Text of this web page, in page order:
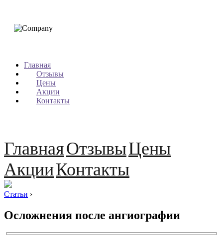
Главная
Отзывы
Цены
Акции
Контакты
ГлавнаяОтзывыЦены
АкцииКонтакты
Статьи ›
Осложнения после ангиографии